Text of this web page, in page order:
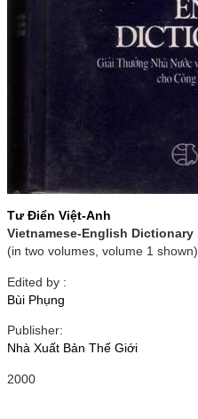
Tư Điển Việt-Anh
Vietnamese-English Dictionary
(in two volumes, volume 1 shown)
Edited by :
Bùi Phụng
Publisher:
Nhà Xuất Bản Thế Giới
2000